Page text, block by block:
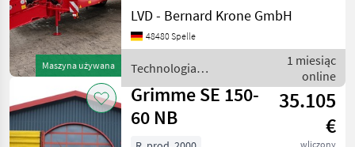
Maszyna używana
Bunker, Neigungsausgleich,
Achslenkung,
Dammdruckregelung,
Bedienung, Terminal: Vi
LVD - Bernard Krone GmbH
48480 Spelle
Technologia
ziemniaczana / Grimme
1 miesiąc
online
Grimme SE 150-
60 NB
35.105
€
wliczony